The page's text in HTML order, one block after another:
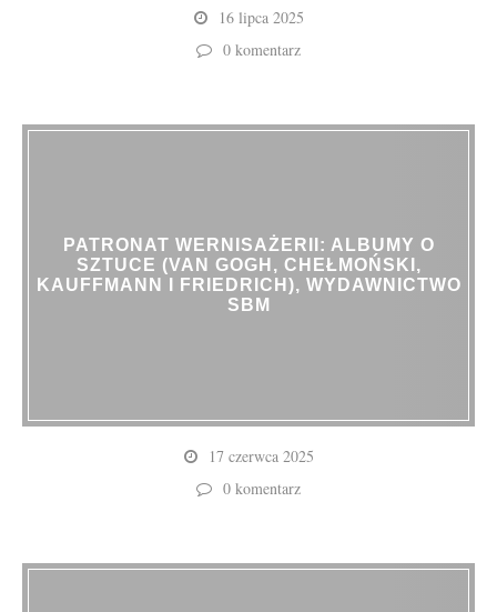
16 lipca 2025
0 komentarz
PATRONAT WERNISAŻERII: ALBUMY O
SZTUCE (VAN GOGH, CHEŁMOŃSKI,
KAUFFMANN I FRIEDRICH), WYDAWNICTWO
SBM
17 czerwca 2025
0 komentarz